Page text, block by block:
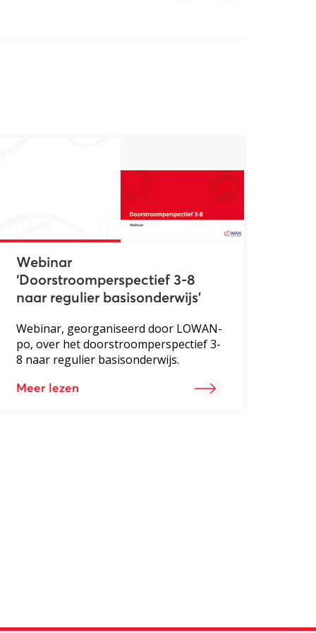
Webinar
‘Doorstroomperspectief 3-8
naar regulier basisonderwijs’
Webinar, georganiseerd door LOWAN-
po, over het doorstroomperspectief 3-
8 naar regulier basisonderwijs.
Meer lezen